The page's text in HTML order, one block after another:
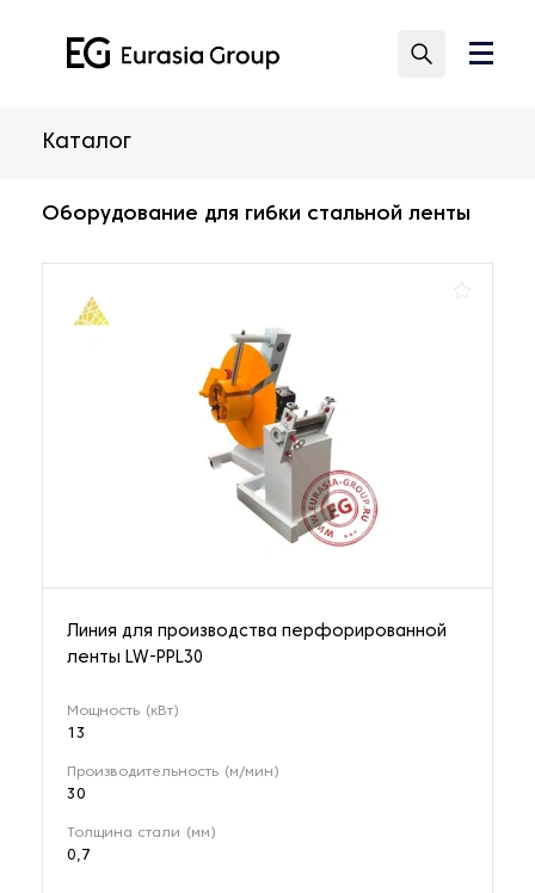
Каталог
Оборудование для гибки стальной ленты
Линия для производства перфорированной
ленты LW-PPL30
Мощность (кВт)
13
Производительность (м/мин)
30
Толщина стали (мм)
0,7